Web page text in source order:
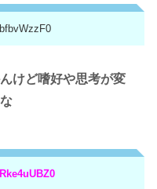
けど嗜好や思考が変